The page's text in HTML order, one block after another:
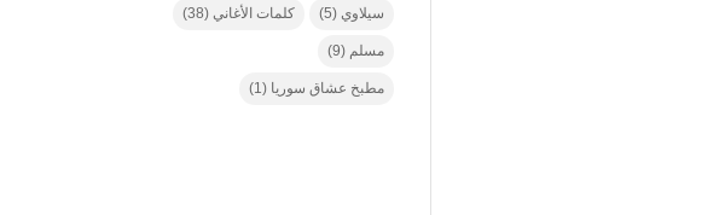
سيلاوي (5) كلمات الأغاني (38)
مسلم (9)
مطبخ عشاق سوريا (1)